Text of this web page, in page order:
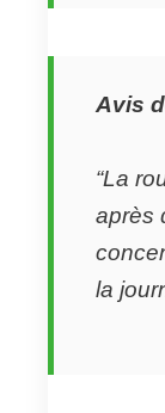
Avis
“La
après
la